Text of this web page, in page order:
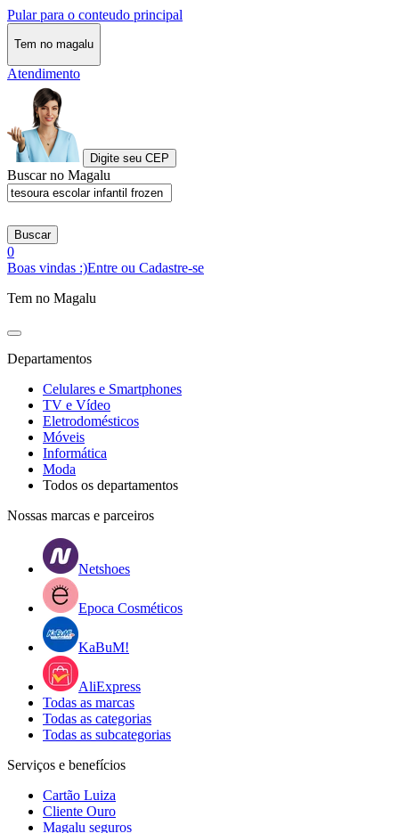
Pular para o conteudo principal
Tem no magalu
Atendimento
Digite seu CEP
Buscar no Magalu
Buscar
0
Boas vindas :)Entre ou Cadastre-se
Tem no Magalu
Departamentos
Celulares e Smartphones
TV e Vídeo
Eletrodomésticos
Móveis
Informática
Moda
Todos os departamentos
Nossas marcas e parceiros
Netshoes
Epoca Cosméticos
KaBuM!
AliExpress
Todas as marcas
Todas as categorias
Todas as subcategorias
Serviços e benefícios
Cartão Luiza
Cliente Ouro
Magalu seguros